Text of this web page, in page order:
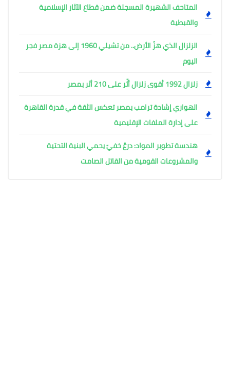
المتاحف الشهيرة المسجلة ضمن قطاع الآثار الإسلامية
والقبطية
الزلزال الذي هزّ الأرض.. من تشيلي 1960 إلى هزة مصر فجر
اليوم
زلزال 1992 أقوى زلزال أثّر على 210 أثر بمصر
الهواري إشادة ترامب بمصر تعكس الثقة في قدرة القاهرة
على إدارة الملفات الإقليمية
هندسة تطوير المواد: درعٌ خفيّ يحمي البنية التحتية
والمشروعات القومية من القاتل الصامت